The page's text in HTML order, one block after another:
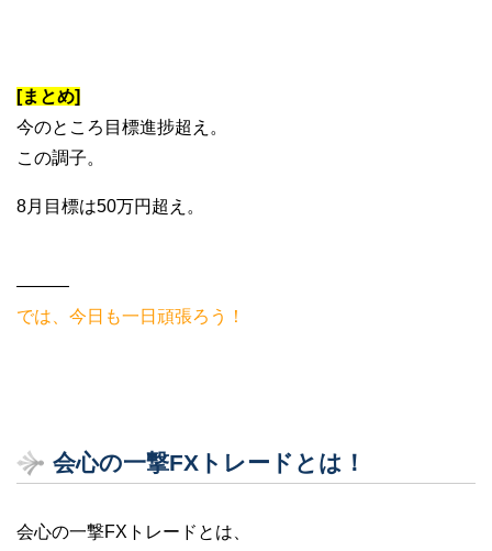
[まとめ]
今のところ目標進捗超え。
この調子。
8月目標は50万円超え。
———
では、今日も一日頑張ろう！
会心の一撃FXトレードとは！
会心の一撃FXトレードとは、